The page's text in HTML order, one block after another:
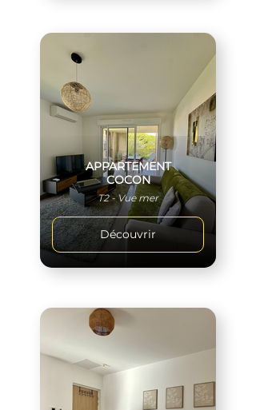
APPARTEMENT
COCON
T2 - Vue mer
Découvrir